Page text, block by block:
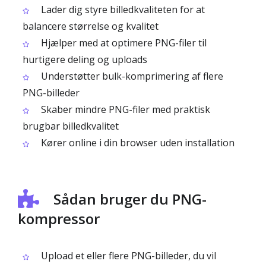
Lader dig styre billedkvaliteten for at
balancere størrelse og kvalitet
Hjælper med at optimere PNG-filer til
hurtigere deling og uploads
Understøtter bulk-komprimering af flere
PNG-billeder
Skaber mindre PNG-filer med praktisk
brugbar billedkvalitet
Kører online i din browser uden installation
Sådan bruger du PNG-
kompressor
Upload et eller flere PNG-billeder, du vil